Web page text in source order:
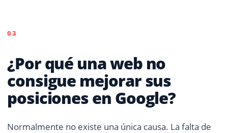
03
¿Por qué una web no
consigue mejorar sus
posiciones en Google?
Normalmente no existe una única causa. La falta de